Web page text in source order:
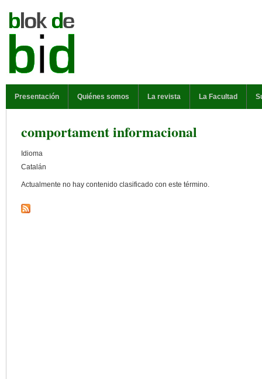
Presentación Quiénes somos La revista La Facultad
comportament informacional
Idioma
Catalán
Actualmente no hay contenido clasificado con este término.